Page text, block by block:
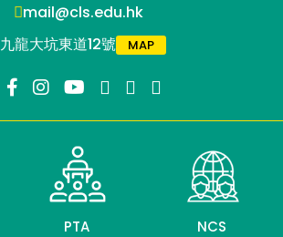
mail@cls.edu.hk
九龍大坑東道12號
MAP
PTA NCS